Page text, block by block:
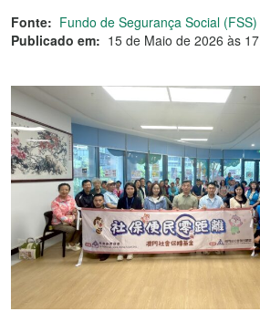
Fonte: Fundo de Segurança Social (FSS)
Publicado em: 15 de Maio de 2026 às